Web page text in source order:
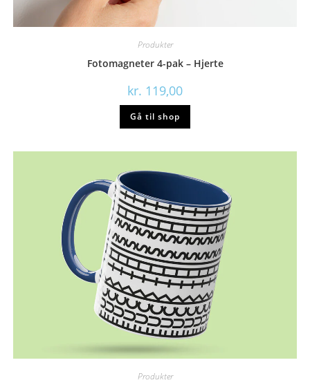
Produkter
Fotomagneter 4-pak – Hjerte
kr. 119,00
Gå til shop
Produkter